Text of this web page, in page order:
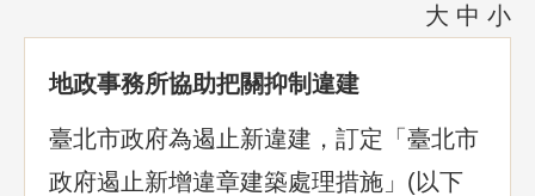
大 中 小
地政事務所協助把關抑制違建
臺北市政府為遏止新違建，訂定「臺北市
政府遏止新增違章建築處理措施」(以下